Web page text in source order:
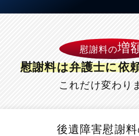
慰謝料の増
慰謝料は弁護士に依
これだけ変わり
後遺障害慰謝